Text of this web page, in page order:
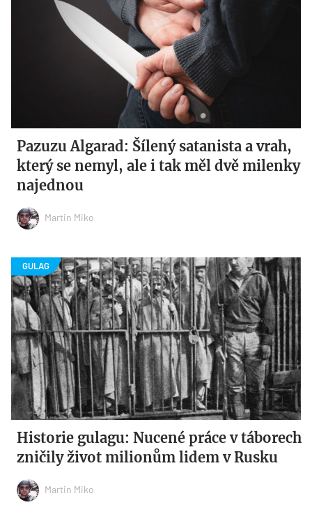
Pazuzu Algarad: Šílený satanista a vrah,
který se nemyl, ale i tak měl dvě milenky
najednou
Martin Miko
Historie gulagu: Nucené práce v táborech
zničily život milionům lidem v Rusku
Martin Miko